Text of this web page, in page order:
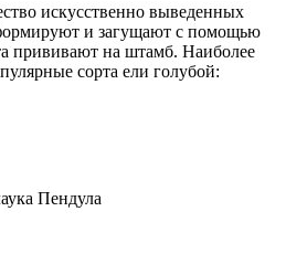
искусственно выведенных
и загущают с помощью
прививают на штамб. Наиболее
сорта ели голубой:
Пендула